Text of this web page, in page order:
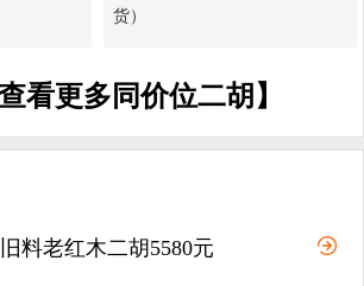
货）
看更多同价位二胡】
料老红木二胡5580元